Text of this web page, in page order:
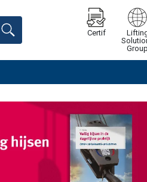
Certif
Group
Verder winkelen